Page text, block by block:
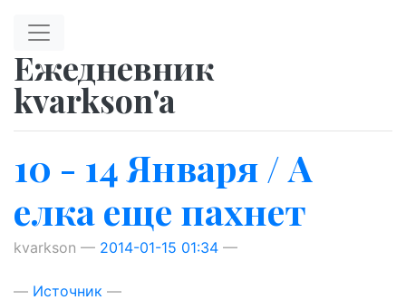
Ежедневник
kvarkson'a
10 - 14 Января / А
елка еще пахнет
kvarkson 2014-01-15 01:34
Источник